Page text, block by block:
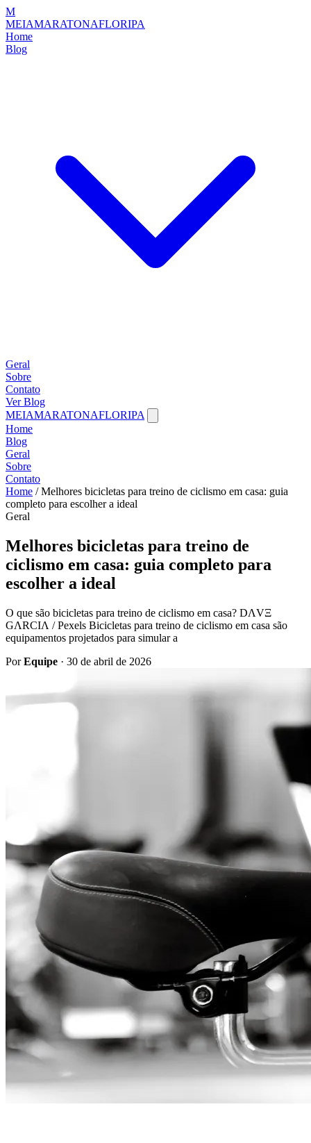
M
MEIAMARATONAFLORIPA
Home
Blog
Geral
Sobre
Contato
Ver Blog
MEIAMARATONAFLORIPA
Home
Blog
Geral
Sobre
Contato
Home / Melhores bicicletas para treino de ciclismo em casa: guia
completo para escolher a ideal
Geral
Melhores bicicletas para treino de
ciclismo em casa: guia completo para
escolher a ideal
O que são bicicletas para treino de ciclismo em casa? DΛVΞ
GΛRCIΛ / Pexels Bicicletas para treino de ciclismo em casa são
equipamentos projetados para simular a
PorEquipe · 30 de abril de 2026